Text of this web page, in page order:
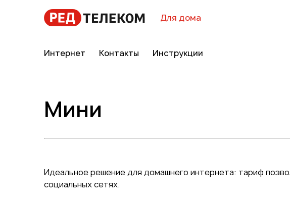
Для дома
Интернет Контакты Инструкции
Мини
Идеальное решение для домашнего интернета: тариф
социальных сетях.